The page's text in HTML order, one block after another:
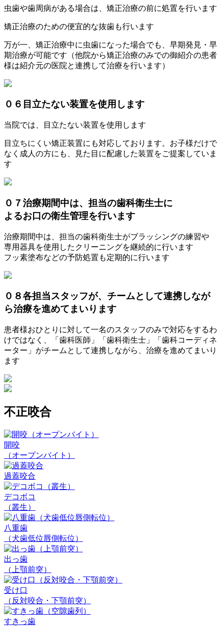
虫歯や歯周病がある場合は、矯正治療の前に処置を行います
矯正治療のための便宜的な抜歯も行います
万が一、矯正治療中に虫歯になった場合でも、早期発見・早
期治療が可能です（他院から矯正治療のみでの御紹介の患者
様は紹介元の医院と連携して治療を行います）
０６ 目立たない装置を使用します
当院では、目立たない装置を使用します
目立ちにくい矯正装置にも対応しております。お子様だけで
なく成人の方にも、見た目に配慮した装置をご提案していま
す
０７治療期間中は、担当の歯科衛生士に
よるお口の衛生管理を行います
治療期間中は、担当の歯科衛生士がブラッシングの練習や
専用器具を使用したクリーニングを継続的に行います
フッ素塗布などの予防処置も定期的に行います
０８各担当スタッフが、チームとして連携しなが
ら治療を進めてまいります
患者様おひとりに対して一名のスタッフのみで対応をするわ
けではなく、「歯科医師」「歯科衛生士」「歯科コーディネ
ーター」がチームとして連携しながら、治療を進めてまいり
ます
不正咬合
開咬
（オープンバイト）
過蓋咬合
デコボコ
（叢生）
八重歯
（犬歯低位唇側転位）
出っ歯
（上顎前突）
受け口
（反対咬合・下顎前突）
すきっ歯